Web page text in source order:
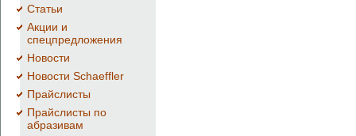
Cтатьи
Акции и
спецпредложения
Новости
Новости Schaeffler
Прайслисты
Прайслисты по
абразивам